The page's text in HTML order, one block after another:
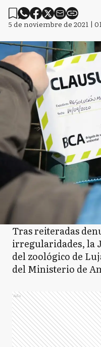
5 de noviembre de 2021 |
Tras reiteradas
irregularidades, la
del zoológico de
del Ministerio de
Ads